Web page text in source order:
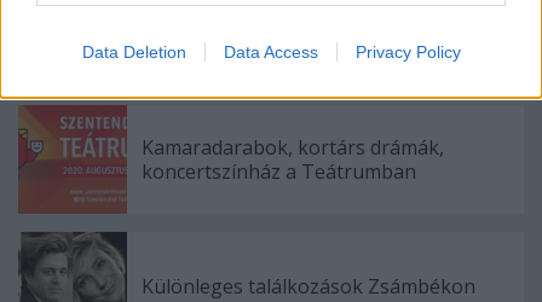
Data Deletion Data Access Privacy Policy
Kamaradarabok, kortárs drámák,
koncertszínház a Teátrumban
Különleges találkozások Zsámbékon